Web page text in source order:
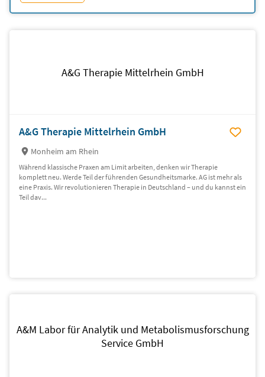
A&G Therapie Mittelrhein GmbH
A&G Therapie Mittelrhein GmbH
Monheim am Rhein
Während klassische Praxen am Limit arbeiten, denken wir Therapie
komplett neu. Werde Teil der führenden Gesundheitsmarke. AG ist mehr als
eine Praxis. Wir revolutionieren Therapie in Deutschland – und du kannst ein
Teil dav...
A&M Labor für Analytik und Metabolismusforschung
Service GmbH